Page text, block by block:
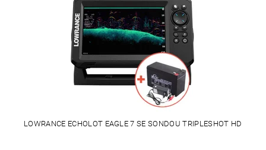
LOWRANCE ECHOLOT EAGLE 7 SE SONDOU TRIPLESHOT HD